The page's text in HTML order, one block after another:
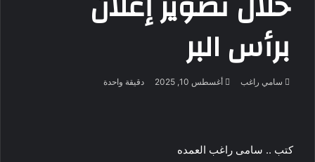
برأس البر
سامي راغب
أرسلأغسطس 10, 2025 دقيقة واحدة
كتب .. سامى راغب العمده